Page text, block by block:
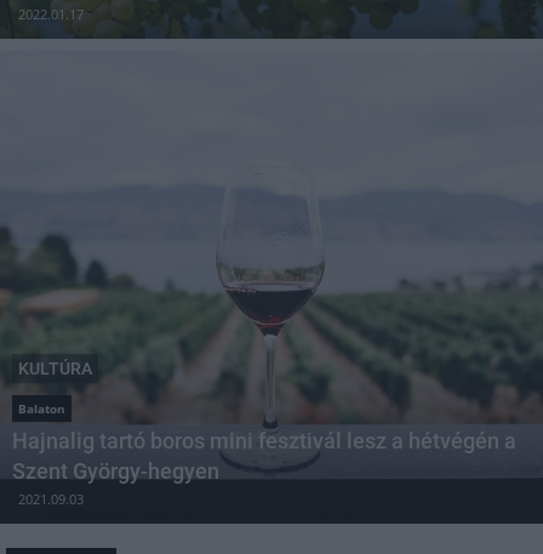
2022.01.17
KULTÚRA
Balaton
Hajnalig tartó boros mini fesztivál lesz a hétvégén a
Szent György-hegyen
2021.09.03